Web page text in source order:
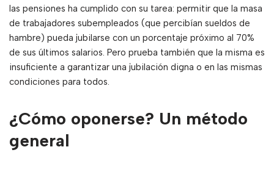
las pensiones ha cumplido con su tarea: permitir que la masa
de trabajadores subempleados (que percibían sueldos de
hambre) pueda jubilarse con un porcentaje próximo al 70%
de sus últimos salarios. Pero prueba también que la misma es
insuficiente a garantizar una jubilación digna o en las mismas
condiciones para todos.
¿Cómo oponerse? Un método
general